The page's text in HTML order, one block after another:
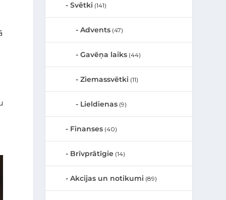
Svētki (141)
Advents (47)
Gavēņa laiks (44)
Ziemassvētki (11)
Lieldienas (9)
Finanses (40)
Brīvprātīgie (14)
Akcijas un notikumi (89)